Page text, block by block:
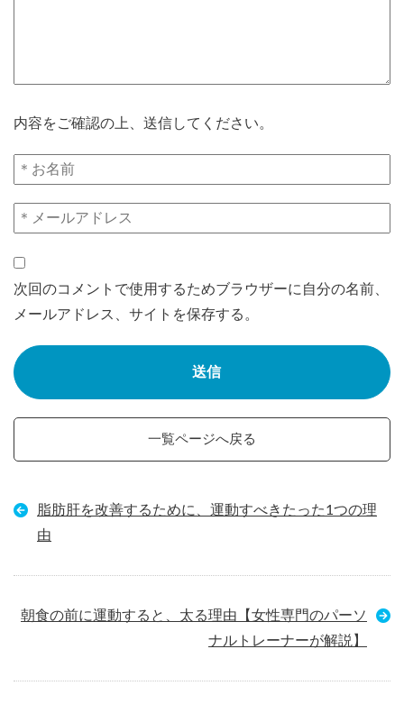
内容をご確認の上、送信してください。
次回のコメントで使用するためブラウザーに自分の名前、
メールアドレス、サイトを保存する。
一覧ページへ戻る
脂肪肝を改善するために、運動すべきたった1つの理
由
朝食の前に運動すると、太る理由【女性専門のパーソ
ナルトレーナーが解説】